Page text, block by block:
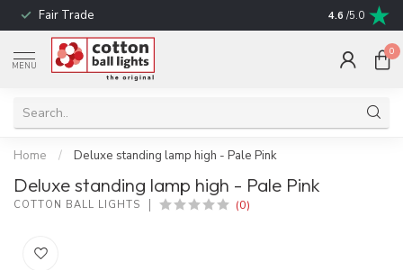
Fair Trade ! No shipping
4.6 /5.0
MENU
0
Home / Deluxe standing lamp high - Pale Pink
Deluxe standing lamp high - Pale Pink
COTTON BALL LIGHTS (0)